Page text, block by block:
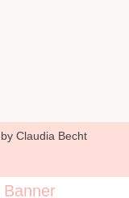
Claudia Becht
Banner